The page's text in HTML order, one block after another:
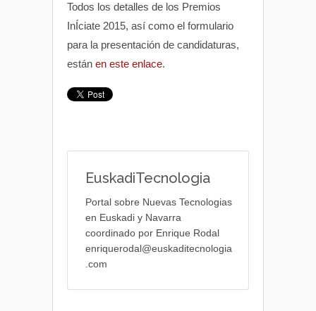
Todos los detalles de los Premios
InÍciate 2015, así como el formulario
para la presentación de candidaturas,
están en este enlace.
EuskadiTecnologia
Portal sobre Nuevas Tecnologias
en Euskadi y Navarra
coordinado por Enrique Rodal
enriquerodal@euskaditecnologia
.com